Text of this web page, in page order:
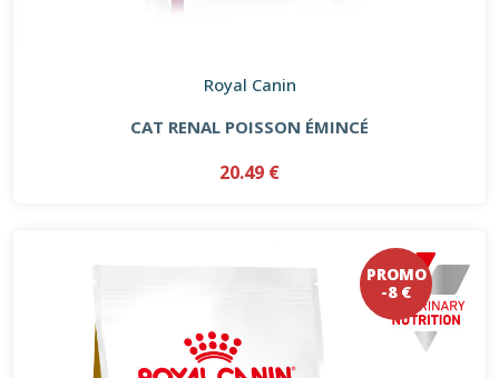
Royal Canin
CAT RENAL POISSON ÉMINCÉ
20.49 €
PROMO
-8 €